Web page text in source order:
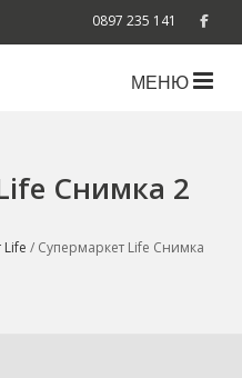
0897 235 141
МЕНЮ
Снимка 2
Life / Супермаркет Life Снимка